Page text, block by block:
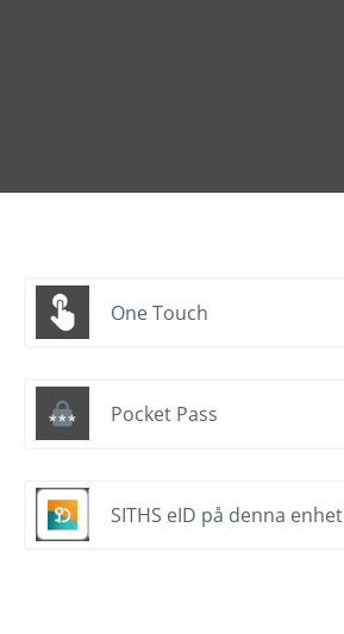
One Touch
Pocket Pass
SITHS eID på denna enhet